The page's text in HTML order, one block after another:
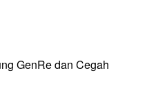
GenRe dan Cegah